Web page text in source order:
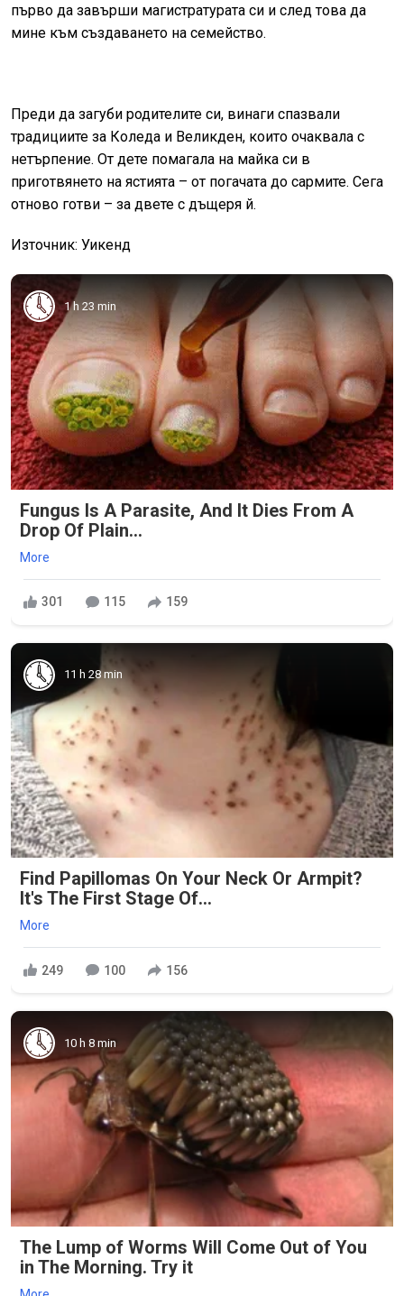
първо да завърши магистратурата си и след това да
мине към създаването на семейство.
Преди да загуби родителите си, винаги спазвали
традициите за Коледа и Великден, които очаквала с
нетърпение. От дете помагала на майка си в
приготвянето на ястията – от погачата до сармите. Сега
отново готви – за двете с дъщеря й.
Източник: Уикенд
1 h 23 min
Fungus Is A Parasite, And It Dies From A
Drop Of Plain...
More
301 115 159
11 h 28 min
Find Papillomas On Your Neck Or Armpit?
It's The First Stage Of...
More
249 100 156
10 h 8 min
The Lump of Worms Will Come Out of You
in The Morning. Try it